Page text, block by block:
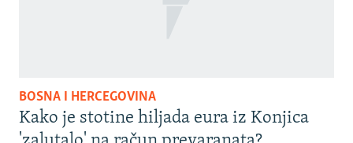
BOSNA I HERCEGOVINA
Kako je stotine hiljada eura iz Konjica